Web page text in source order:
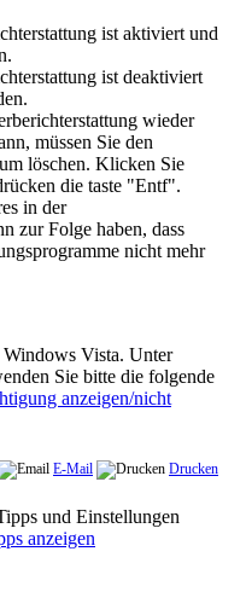
ist aktiviert und
ist deaktiviert
wieder
müssen Sie den
löschen. Klicken Sie
die taste "Entf".
in der
zur Folge haben, dass
nicht mehr
Vista. Unter
Sie bitte die folgende
anzeigen/nicht
E-Mail Drucken
und Einstellungen
anzeigen